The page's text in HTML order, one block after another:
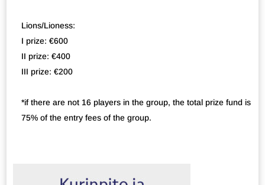
Lions/Lioness:
I prize: €600
II prize: €400
III prize: €200
*if there are not 16 players in the group, the total prize fund is
75% of the entry fees of the group.